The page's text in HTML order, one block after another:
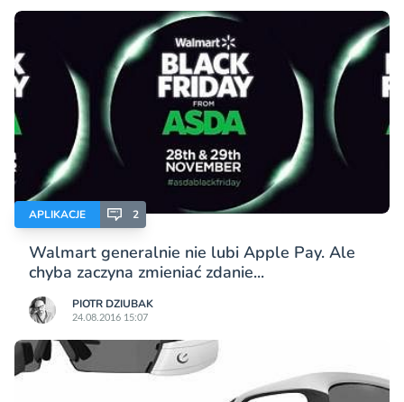
APLIKACJE 2
Walmart generalnie nie lubi Apple Pay. Ale
chyba zaczyna zmieniać zdanie...
PIOTR DZIUBAK
24.08.2016 15:07